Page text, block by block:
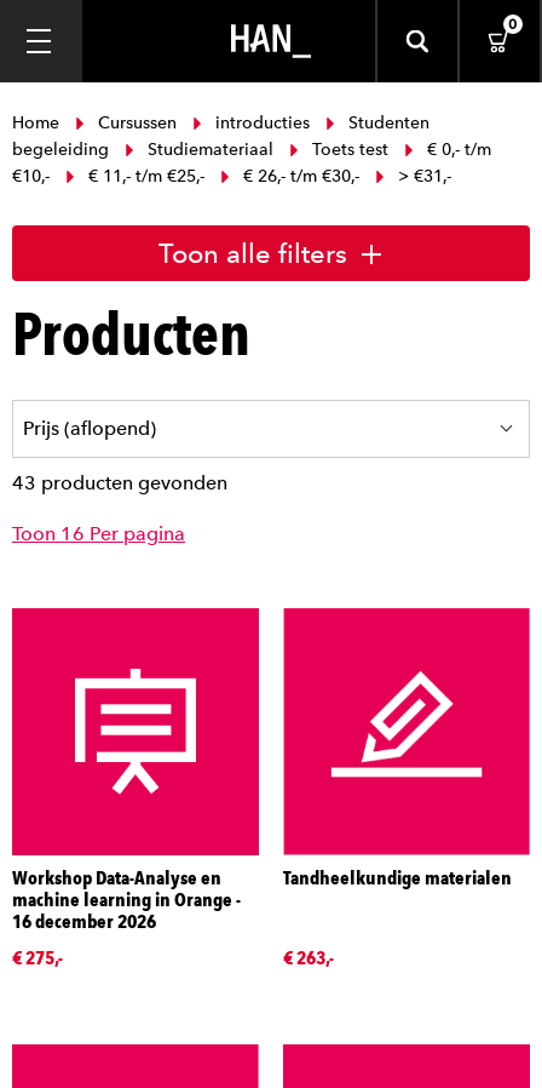
0
Home Cursussen introducties
Studenten
begeleiding
Studiemateriaal Toets test
€ 0,- t/m
€10,-
€ 11,- t/m €25,- € 26,- t/m €30,- > €31,-
Toon alle filters
Producten
43 producten gevonden
Toon 16 Per pagina
Workshop Data-Analyse en
machine learning in Orange -
16 december 2026
€ 275,-
Tandheelkundige materialen
€ 263,-